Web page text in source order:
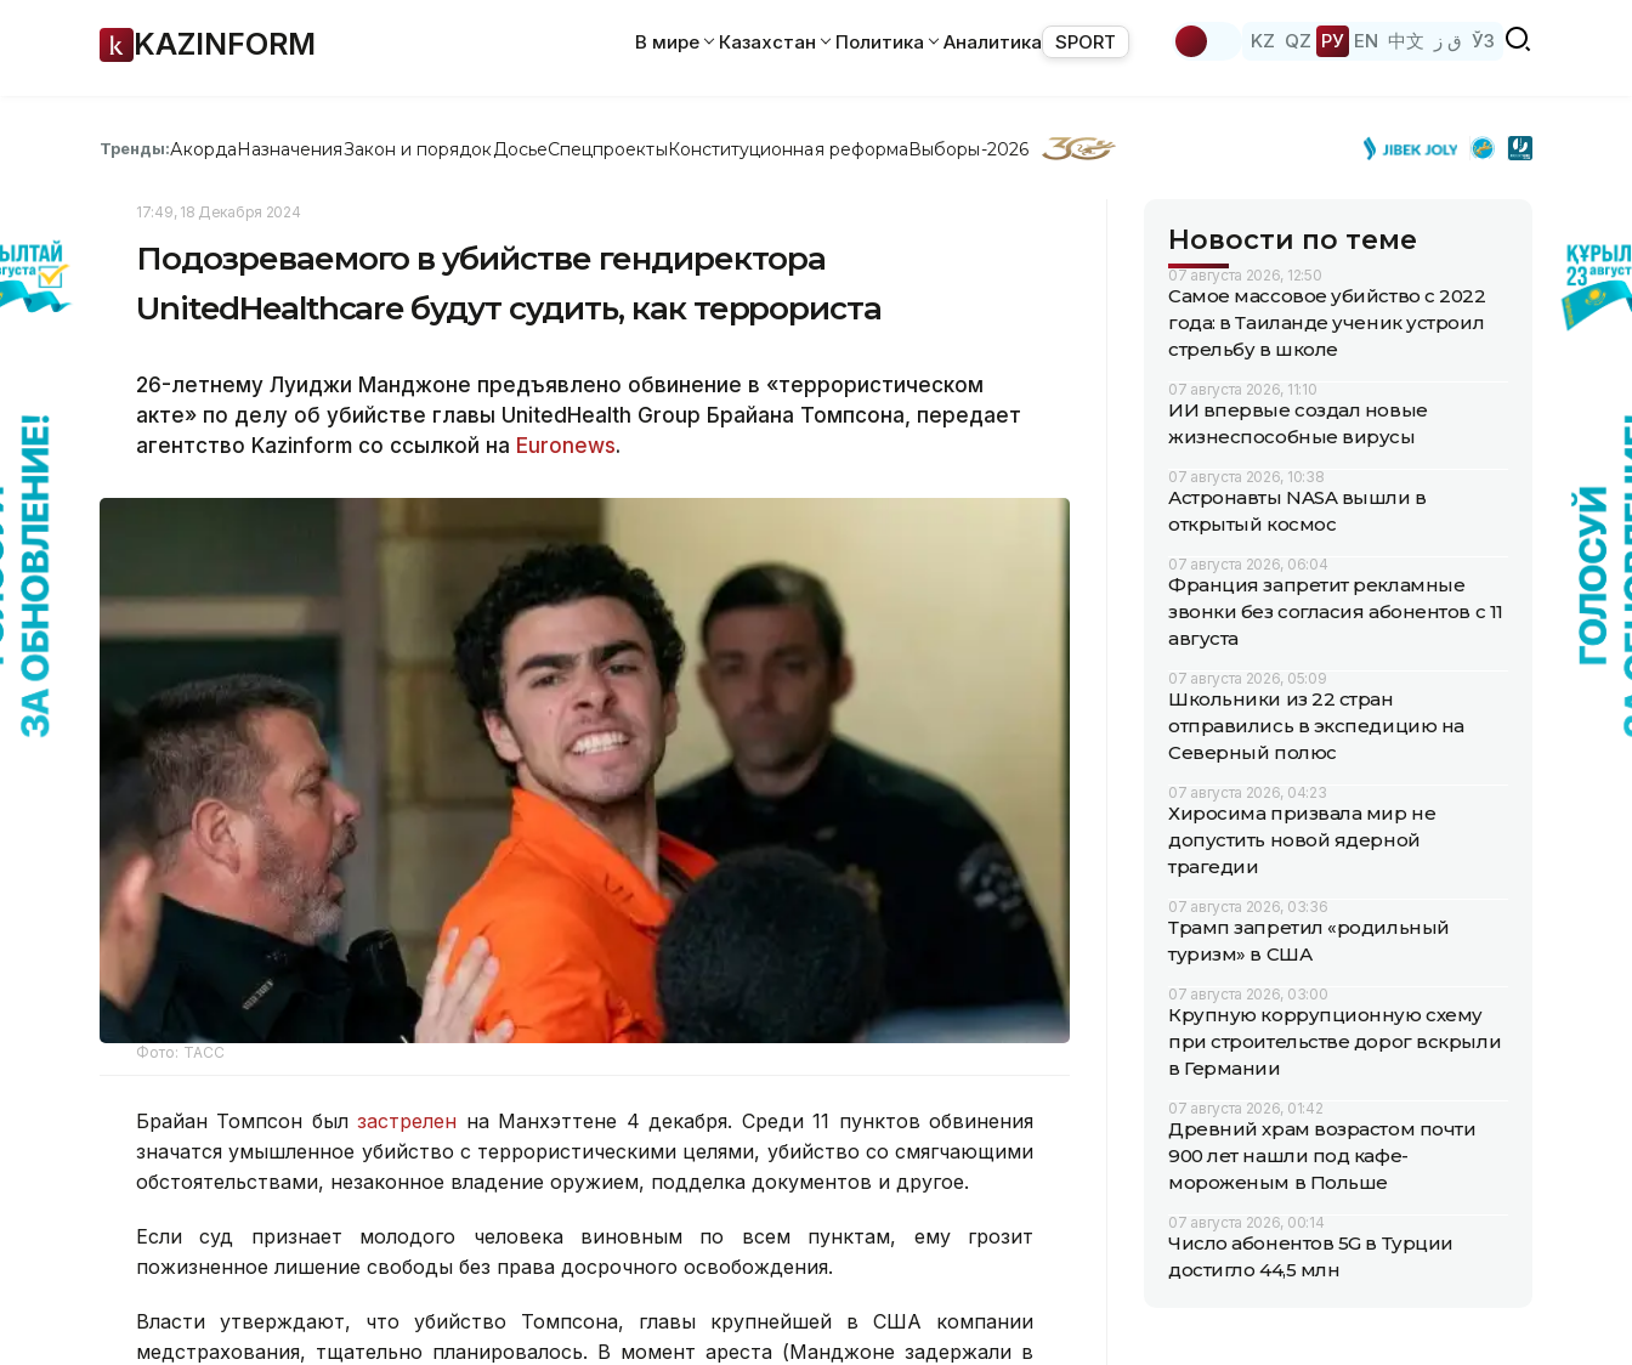
KAZINFORM В мире Казахстан Политика Аналитика SPORT KZ QZ РУ EN 中文 ق ز ЎЗ
Тренды:АкордаНазначенияЗакон и порядок ДосьеСпецпроектыКонституционная реформаВыборы-2026
17:49, 18 Декабря 2024
Подозреваемого в убийстве гендиректора
UnitedHealthcare будут судить, как террориста
26-летнему Луиджи Манджоне предъявлено обвинение в «террористическом
акте» по делу об убийстве главы UnitedHealth Group Брайана Томпсона, передает
агентство Kazinform со ссылкой на Еuronews.
Фото: ТАСС
Брайан Томпсон былзастрелен на Манхэттене 4 декабря. Среди 11 пунктов обвинения
значатся умышленное убийство с террористическими целями, убийство со смягчающими
обстоятельствами, незаконное владение оружием, подделка документов и другое.
Если суд признает молодого человека виновным по всем пунктам, ему грозит
пожизненное лишение свободы без права досрочного освобождения.
Власти утверждают, что убийство Томпсона, главы крупнейшей в США компании
медстрахования, тщательно планировалось. В момент ареста (Манджоне задержали в
Новости по теме
07 августа 2026, 12:50
Самое массовое убийство с 2022
года: в Таиланде ученик устроил
стрельбу в школе
07 августа 2026, 11:10
ИИ впервые создал новые
жизнеспособные вирусы
07 августа 2026, 10:38
Астронавты NASA вышли в
открытый космос
07 августа 2026, 06:04
Франция запретит рекламные
звонки без согласия абонентов с 11
августа
07 августа 2026, 05:09
Школьники из 22 стран
отправились в экспедицию на
Северный полюс
07 августа 2026, 04:23
Хиросима призвала мир не
допустить новой ядерной
трагедии
07 августа 2026, 03:36
Трамп запретил «родильный
туризм» в США
07 августа 2026, 03:00
Крупную коррупционную схему
при строительстве дорог вскрыли
в Германии
07 августа 2026, 01:42
Древний храм возрастом почти
900 лет нашли под кафе-
мороженым в Польше
07 августа 2026, 00:14
Число абонентов 5G в Турции
достигло 44,5 млн